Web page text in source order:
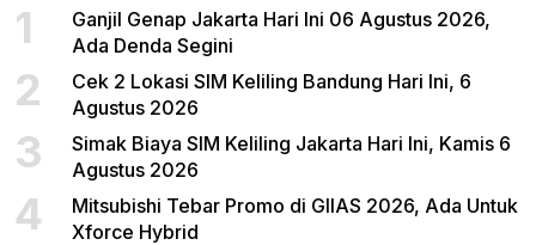
1
Ganjil Genap Jakarta Hari Ini 06 Agustus 2026,
Ada Denda Segini
2
Cek 2 Lokasi SIM Keliling Bandung Hari Ini, 6
Agustus 2026
3
Simak Biaya SIM Keliling Jakarta Hari Ini, Kamis 6
Agustus 2026
4
Mitsubishi Tebar Promo di GIIAS 2026, Ada Untuk
Xforce Hybrid